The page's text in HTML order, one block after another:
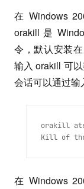
在 Windows
orakill 是
令，默认安装
输入 orakill 可
会话可以通过输
orakill
在 Windows